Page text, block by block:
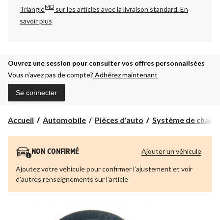
TriangleMD sur les articles avec la livraison standard.En
savoir plus
Ouvrez une session pour consulter vos offres personnalisées
Vous n’avez pas de compte? Adhérez maintenant
Se connecter
Accueil Automobile Pièces d'auto Système de
NON CONFIRMÉ
Ajoutez votre véhicule pour confirmer l’ajustement et voir
d’autres renseignements sur l’article
Ajouter un véhicule